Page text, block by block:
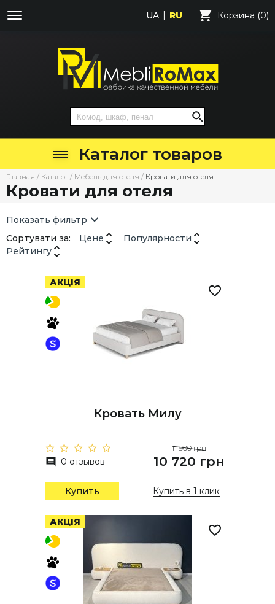
UA RU Корзина (0)
Каталог товаров
Главная / Каталог / Мебель для отеля / Кровати для отеля
Кровати для отеля
Показать фильтр
Сортувати за:
Цене
Популярности
Рейтингу
АКЦІЯ
Кровать Милу
0 отзывов
11 900 грн
10 720 грн
Купить Купить в 1 клик
АКЦІЯ